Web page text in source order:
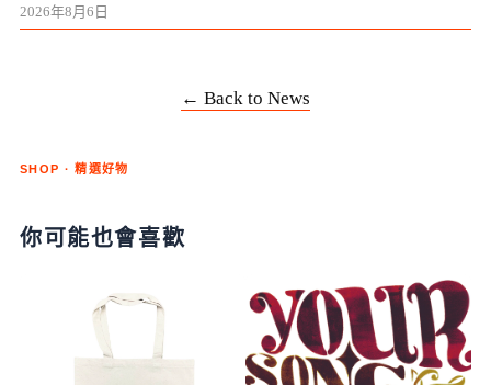
2026年8月6日
← Back to News
SHOP · 精選好物
你可能也會喜歡